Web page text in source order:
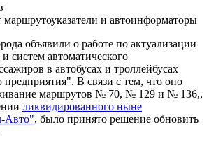
объявили о работе по актуализации
систем автоматического
в автобусах и троллейбусах
предприятия". В связи с тем, что оно
маршрутов № 70, № 129 и № 136,,
ликвидированного ныне
Авто", было принято решение обновить